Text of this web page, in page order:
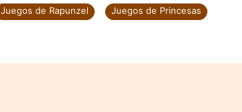
Juegos de Rapunzel
Juegos de Princesas